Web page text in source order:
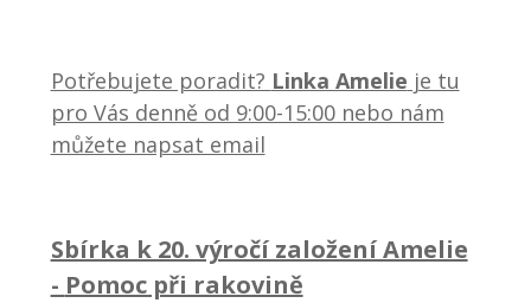
Potřebujete poradit? Linka Amelie je tu
pro Vás denně od 9:00-15:00 nebo nám
můžete napsat email
Sbírka k 20. výročí založení Amelie
- Pomoc při rakovině